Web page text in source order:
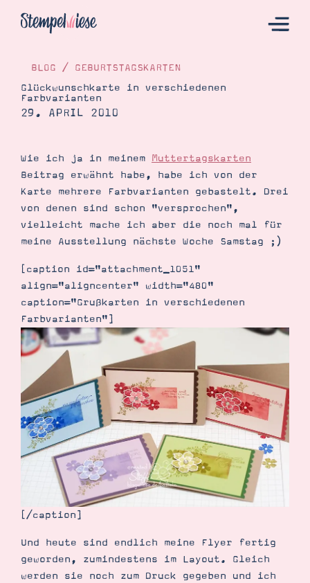
Hier Starten
Bestellen
Kontakt
Angebote
Demonstrator werden
Blog
Gutscheine
Produkte erklärt
Über mich
Über Stampin’ Up!
Tipps & Tricks
Ordnungstipps
BLOG / GEBURTSTAGSKARTEN
Glückwunschkarte in verschiedenen
Farbvarianten
29. APRIL 2010
Wie ich ja in meinem Muttertagskarten
Beitrag erwähnt habe, habe ich von der
Karte mehrere Farbvarianten gebastelt. Drei
von denen sind schon "versprochen",
vielleicht mache ich aber die noch mal für
meine Ausstellung nächste Woche Samstag ;)
[caption id="attachment_1051"
align="aligncenter" width="480"
caption="Grußkarten in verschiedenen
Farbvarianten"]
[/caption]
Und heute sind endlich meine Flyer fertig
geworden, zumindestens im Layout. Gleich
werden sie noch zum Druck gegeben und ich